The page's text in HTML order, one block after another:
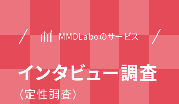
MMDLaboのサービス
インタビュー調査
（定性調査）